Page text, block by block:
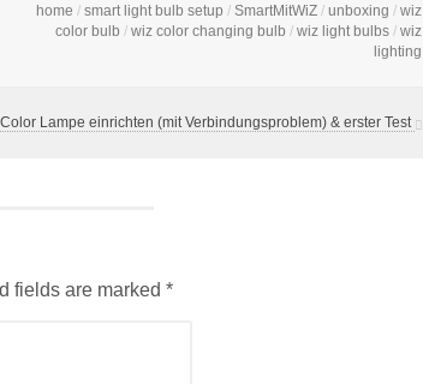
home / smart light bulb setup / SmartMitWiZ / unboxing / wiz
color bulb / wiz color changing bulb / wiz light bulbs / wiz
lighting
Lampe einrichten (mit Verbindungsproblem) & erster Test
fields are marked *